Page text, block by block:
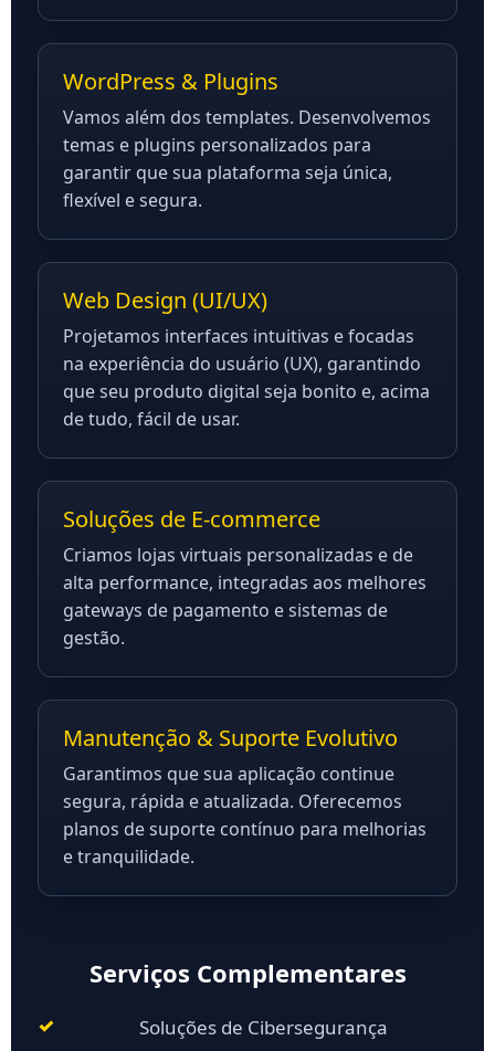
WordPress & Plugins
Vamos além dos templates. Desenvolvemos
temas e plugins personalizados para
garantir que sua plataforma seja única,
flexível e segura.
Web Design (UI/UX)
Projetamos interfaces intuitivas e focadas
na experiência do usuário (UX), garantindo
que seu produto digital seja bonito e, acima
de tudo, fácil de usar.
Soluções de E-commerce
Criamos lojas virtuais personalizadas e de
alta performance, integradas aos melhores
gateways de pagamento e sistemas de
gestão.
Manutenção & Suporte Evolutivo
Garantimos que sua aplicação continue
segura, rápida e atualizada. Oferecemos
planos de suporte contínuo para melhorias
e tranquilidade.
Serviços Complementares
Soluções de Cibersegurança